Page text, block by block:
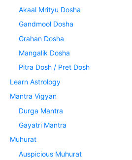
Akaal Mrityu Dosha
Gandmool Dosha
Grahan Dosha
Mangalik Dosha
Pitra Dosh / Pret Dosh
Learn Astrology
Mantra Vigyan
Durga Mantra
Gayatri Mantra
Muhurat
Auspicious Muhurat